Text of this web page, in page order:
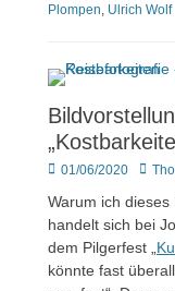
Plompen, Ulrich Wolf
Veröffentlicht
01/06/2020
Warum ich
handelt sich bei
dem Pilgerfest „
könnte fast